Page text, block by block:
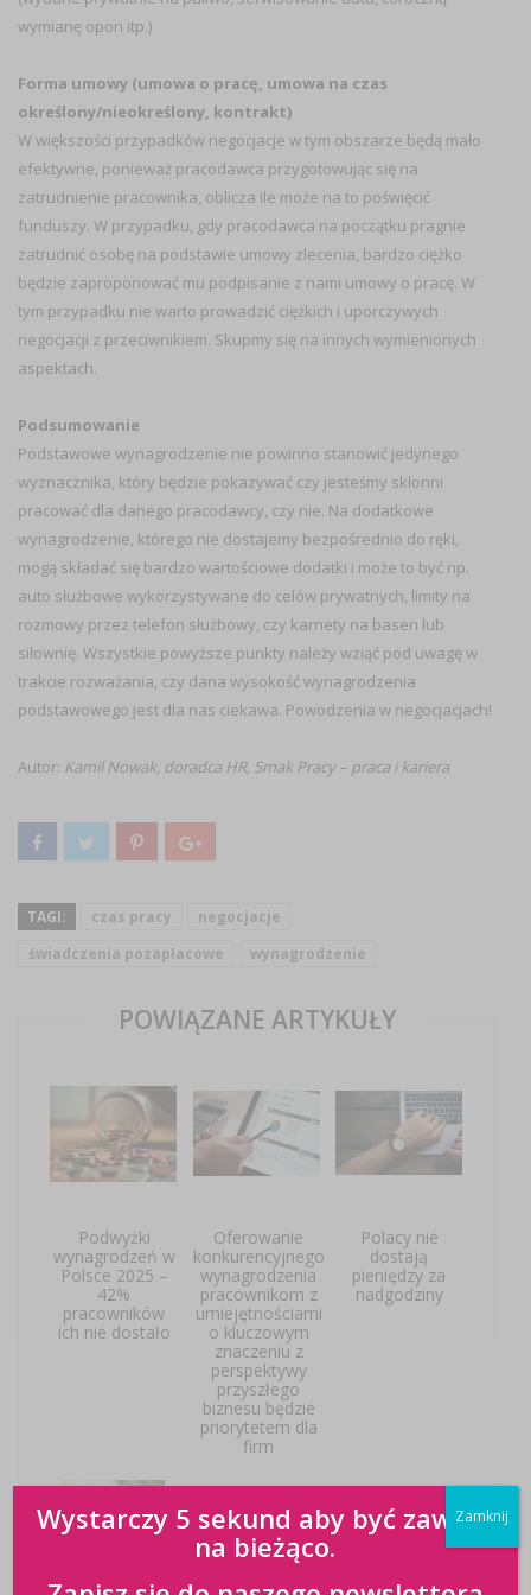
wymianę opon itp.)
Forma umowy (umowa o pracę, umowa na czas
określony/nieokreślony, kontrakt)
W większości przypadków negocjacje w tym obszarze będą mało
efektywne, ponieważ pracodawca przygotowując się na
zatrudnienie pracownika, oblicza ile może na to poświęcić
funduszy. W przypadku, gdy pracodawca na początku pragnie
zatrudnić osobę na podstawie umowy zlecenia, bardzo ciężko
będzie zaproponować mu podpisanie z nami umowy o pracę. W
tym przypadku nie warto prowadzić ciężkich i uporczywych
negocjacji z przeciwnikiem. Skupmy się na innych wymienionych
aspektach.
Podsumowanie
Podstawowe wynagrodzenie nie powinno stanowić jedynego
wyznacznika, który będzie pokazywać czy jesteśmy skłonni
pracować dla danego pracodawcy, czy nie. Na dodatkowe
wynagrodzenie, którego nie dostajemy bezpośrednio do ręki,
mogą składać się bardzo wartościowe dodatki i może to być np.
auto służbowe wykorzystywane do celów prywatnych, limity na
rozmowy przez telefon służbowy, czy karnety na basen lub
siłownię. Wszystkie powyższe punkty należy wziąć pod uwagę w
trakcie rozważania, czy dana wysokość wynagrodzenia
podstawowego jest dla nas ciekawa. Powodzenia w negocjacjach!
Autor: Kamil Nowak, doradca HR, Smak Pracy – praca i kariera
TAGI: czas pracy
negocjacje
świadczenia pozapłacowe
wynagrodzenie
POWIĄZANE ARTYKUŁY
Podwyżki
wynagrodzeń w
Polsce 2025 –
42%
pracowników
ich nie dostało
Oferowanie
konkurencyjnego
wynagrodzenia
pracownikom z
umiejętnościami
o kluczowym
znaczeniu z
perspektywy
przyszłego
biznesu będzie
priorytetem dla
firm
Polacy nie
dostają
pieniędzy za
nadgodziny
Wystarczy 5 sekund aby być zawsze
na bieżąco.
Zamknij